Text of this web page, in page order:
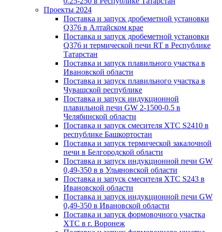
Проекты 2024
Поставка и запуск дробеметной установки
Q376 в Алтайском крае
Поставка и запуск дробеметной установки
Q376 и термической печи RT в Республике
Татарстан
Поставка и запуск плавильного участка в
Ивановской области
Поставка и запуск плавильного участка в
Чувашской республике
Поставка и запуск индукционной
плавильной печи GW 2-1500-0.5 в
Челябинской области
Поставка и запуск смесителя ХТС S2410 в
республике Башкортостан
Поставка и запуск термической закалочной
печи в Белгородской области
Поставка и запуск индукционной печи GW
0,49-350 в в Ульяновской области
Поставка и запуск смесителя ХТС S243 в
Ивановской области
Поставка и запуск индукционной печи GW
0,49-350 в Ивановской области
Поставка и запуск формовочного участка
ХТС в г. Воронеж